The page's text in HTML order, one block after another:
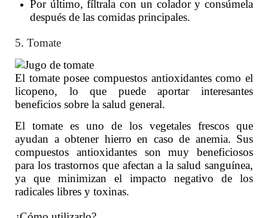
Por último, fíltrala con un colador y consúmela
después de las comidas principales.
5. Tomate
El tomate posee compuestos antioxidantes como el
licopeno, lo que puede aportar interesantes
beneficios sobre la salud general.
El tomate es uno de los vegetales frescos que
ayudan a obtener hierro en caso de anemia. Sus
compuestos antioxidantes son muy beneficiosos
para los trastornos que afectan a la salud sanguínea,
ya que minimizan el impacto negativo de los
radicales libres y toxinas.